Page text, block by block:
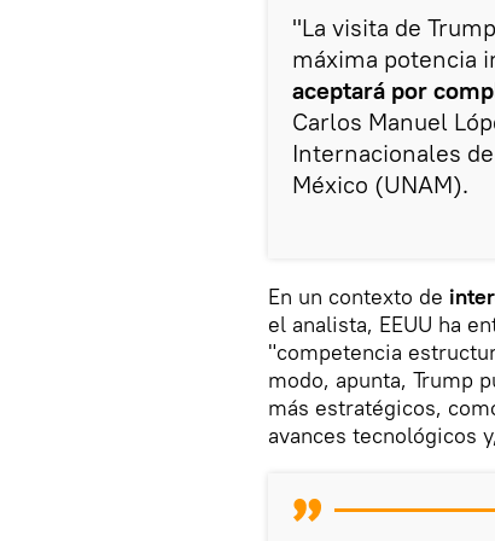
"La visita de
máxima potencia
aceptará por
Carlos Manuel
Internacionales
México (UNAM).
En un contexto de
el analista, EEUU ha
"competencia
modo, apunta, Trump
más estratégicos,
avances tecnológicos